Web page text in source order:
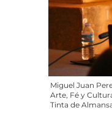
Miguel Juan
Arte, Fé y
Tinta de